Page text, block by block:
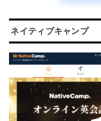
ネイティブキャンプ